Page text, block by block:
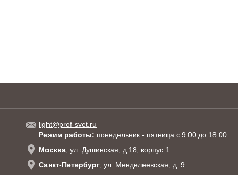
light@prof-svet.ru
Режим работы: понедельник - пятница с 9:00 до 18:00
Москва , ул. Душинская, д.18, корпус 1
Санкт-Петербург , ул. Менделеевская, д. 9